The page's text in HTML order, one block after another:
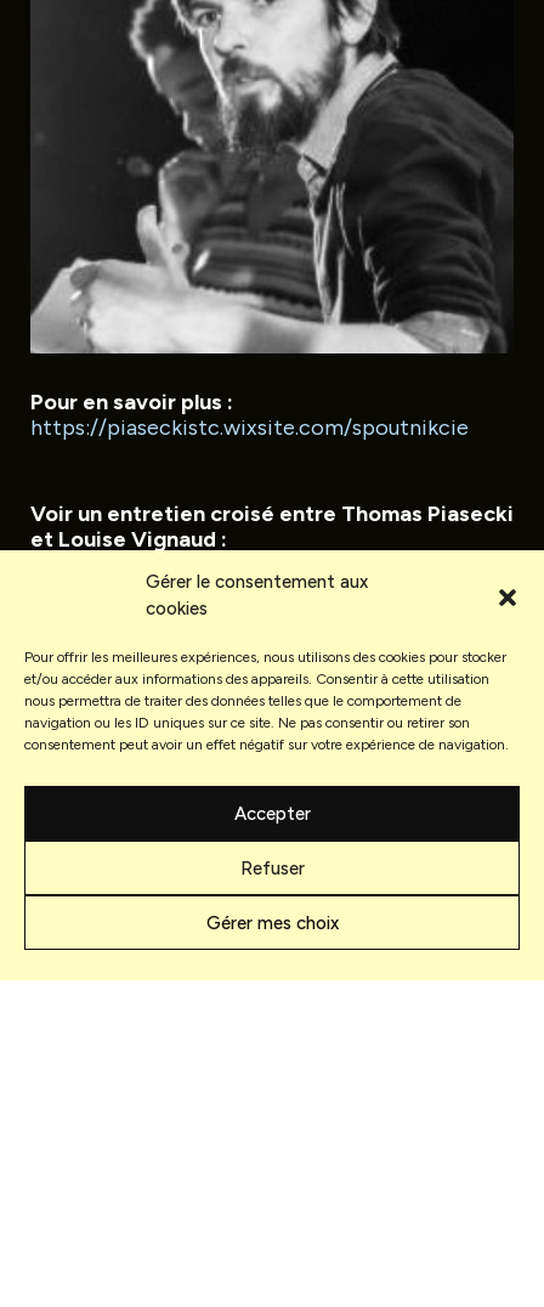
Gérer le consentement aux
cookies
Pour offrir les meilleures expériences, nous utilisons des cookies pour stocker
et/ou accéder aux informations des appareils. Consentir à cette utilisation
nous permettra de traiter des données telles que le comportement de
navigation ou les ID uniques sur ce site. Ne pas consentir ou retirer son
consentement peut avoir un effet négatif sur votre expérience de navigation.
Accepter
Refuser
Gérer mes choix
Pour en savoir plus :
https://piaseckistc.wixsite.com/spoutnikcie
Voir un entretien croisé entre Thomas Piasecki
et Louise Vignaud :
https://www.comediedebethune.org/entretien-
croise-louise-vignaud-et-thomas-piasecki/
Ses spectacles